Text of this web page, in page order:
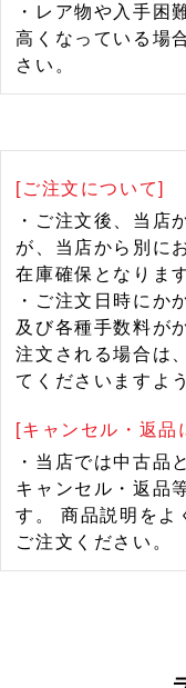
・レア物や入手困
高くなっている場
さい。
[ご注文について]
・ご注文後、当店
が、当店から別に
在庫確保となりま
・ご注文日時にか
及び各種手数料が
注文される場合は
てくださいますよ
[キャンセル・返品
・当店では中古品
キャンセル・返品
す。 商品説明をよ
ご注文ください。